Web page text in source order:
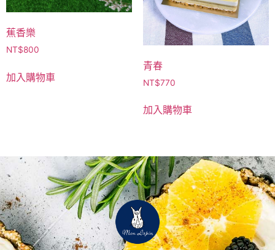
蕉香樂
NT$800
加入購物車
青春
NT$770
加入購物車